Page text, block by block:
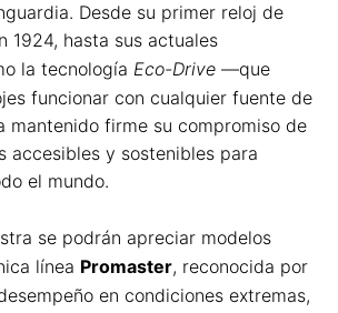
Desde su primer reloj de
1924, hasta sus actuales
la tecnología Eco-Drive —que
funcionar con cualquier fuente de
mantenido firme su compromiso de
accesibles y sostenibles para
el mundo.
se podrán apreciar modelos
línea Promaster, reconocida por
en condiciones extremas,